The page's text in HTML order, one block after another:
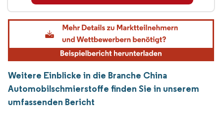
Weitere Einblicke in die Branche China
Automobilschmierstoffe finden Sie in unserem
umfassenden Bericht